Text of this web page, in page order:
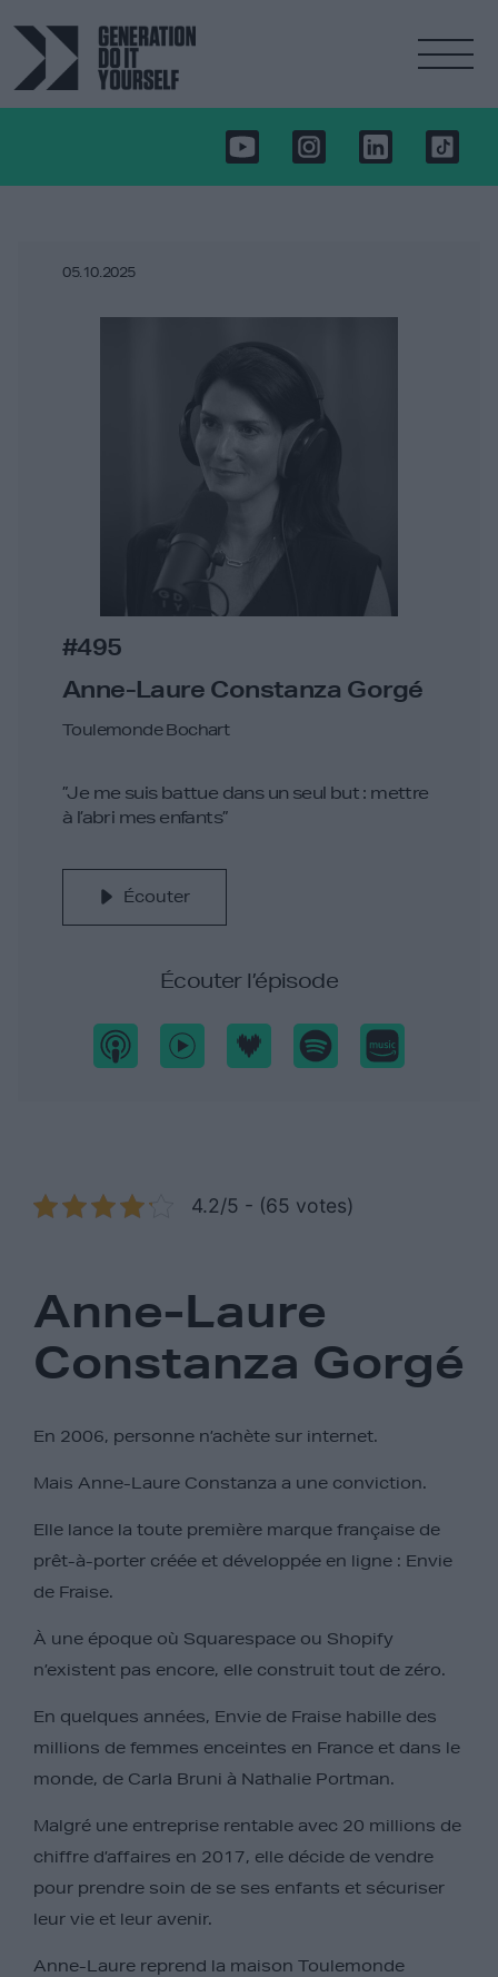
05.10.2025
#495
Anne-Laure Constanza Gorgé
Toulemonde Bochart
”Je me suis battue dans un seul but : mettre
à l’abri mes enfants”
Écouter
Écouter l’épisode
4.2/5 - (65 votes)
Anne-Laure
Constanza Gorgé
En 2006, personne n’achète sur internet.
Mais Anne-Laure Constanza a une conviction.
Elle lance la toute première marque française de
prêt-à-porter créée et développée en ligne : Envie
de Fraise.
À une époque où Squarespace ou Shopify
n’existent pas encore, elle construit tout de zéro.
En quelques années, Envie de Fraise habille des
millions de femmes enceintes en France et dans le
monde, de Carla Bruni à Nathalie Portman.
Malgré une entreprise rentable avec 20 millions de
chiffre d’affaires en 2017, elle décide de vendre
pour prendre soin de se ses enfants et sécuriser
leur vie et leur avenir.
Anne-Laure reprend la maison Toulemonde